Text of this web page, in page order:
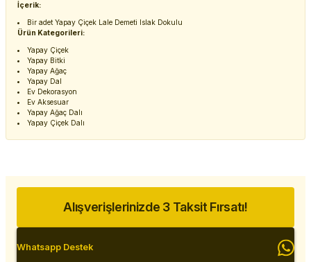
İçerik:
Bir adet Yapay Çiçek Lale Demeti Islak Dokulu
Ürün Kategorileri:
Yapay Çiçek
Yapay Bitki
Yapay Ağaç
Yapay Dal
Ev Dekorasyon
Ev Aksesuar
Yapay Ağaç Dalı
Yapay Çiçek Dalı
Alışverişlerinizde 3 Taksit Fırsatı!
Whatsapp Destek